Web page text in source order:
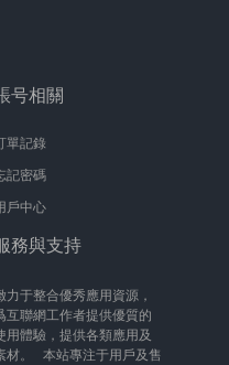
号相關
單記錄
記密碼
戶中心
務與支持
力于整合優秀應用資源，
互聯網工作者提供優質的
用體驗，提供各類應用及
材。 本站專注于用戶及售